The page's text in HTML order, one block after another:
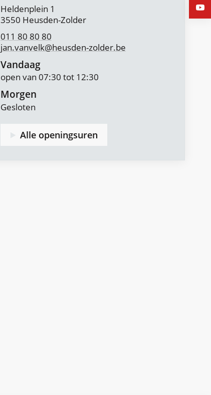
op
ons
Volg
Adres
Heldenplein 1
,3550 Heusden-Zolder
011 80 80 80
jan.vanvelk@heusden-zolder.be
Vandaag
open van 07:30 tot 12:30
Morgen
Gesloten
Alle openingsuren